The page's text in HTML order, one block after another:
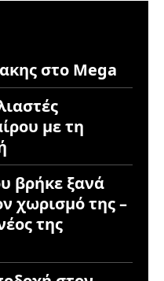
στο Mega
με τη
βρήκε ξανά
χωρισμό της –
της